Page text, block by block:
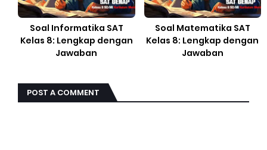
Soal Informatika SAT
Kelas 8: Lengkap dengan
Jawaban
Soal Matematika SAT
Kelas 8: Lengkap dengan
Jawaban
POST A COMMENT